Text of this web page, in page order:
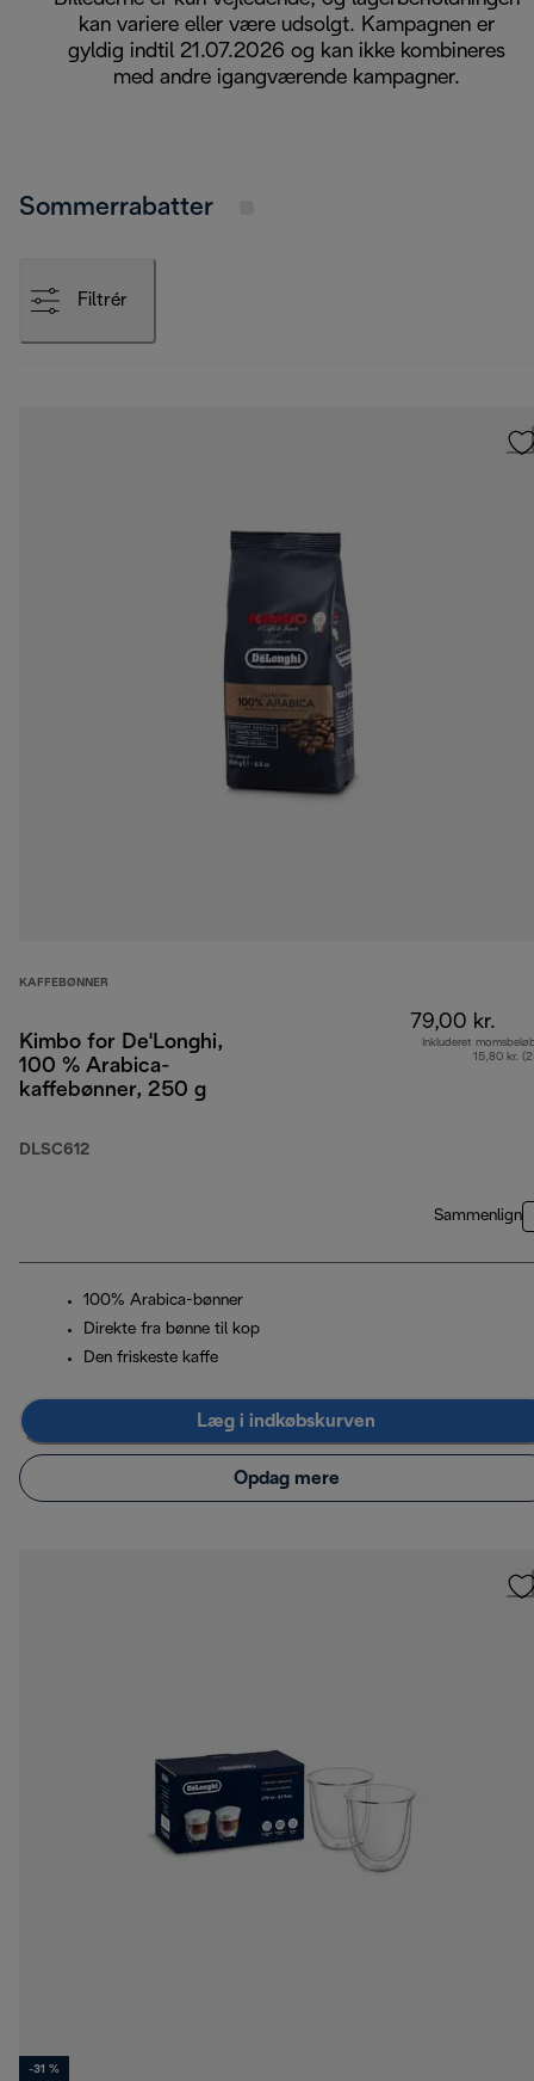
kan variere eller være udsolgt. Kampagnen er
gyldig indtil 21.07.2026 og kan ikke kombineres
med andre igangværende kampagner.
Sommerrabatter
Filtrér
KAFFEBØNNER
Kimbo for De'Longhi,
100 % Arabica-
kaffebønner, 250 g
DLSC612
79,00 kr.
Inkluderet
15,80 kr.
Sammenlign
100% Arabica-bønner
Direkte fra bønne til kop
Den friskeste kaffe
Læg i indkøbskurven
Opdag mere
-31 %